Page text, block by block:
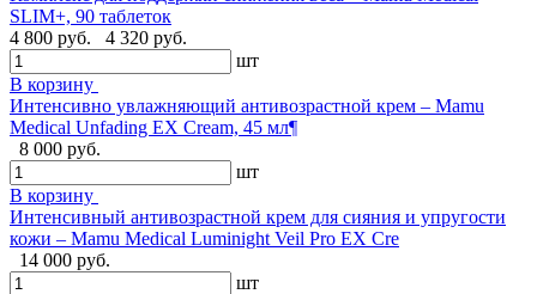
SLIM+, 90 таблеток
4 800 руб.
4 320 руб.
шт
В корзину
Интенсивно увлажняющий антивозрастной крем – Mamu
Medical Unfading EX Cream, 45 мл¶
8 000 руб.
шт
В корзину
Интенсивный антивозрастной крем для сияния и упругости
кожи – Mamu Medical Luminight Veil Pro EX Cre
14 000 руб.
шт